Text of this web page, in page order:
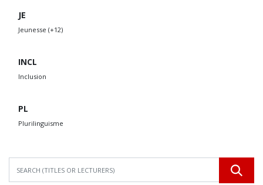
JE
Jeunesse (+12)
INCL
Inclusion
PL
Plurilinguisme